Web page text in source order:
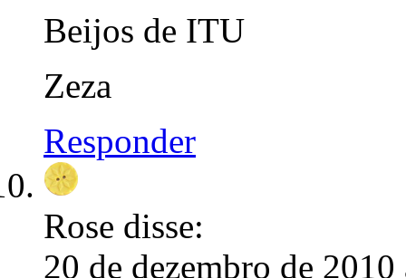
Beijos de ITU
Zeza
Responder
Rose disse:
20 de dezembro de 2010